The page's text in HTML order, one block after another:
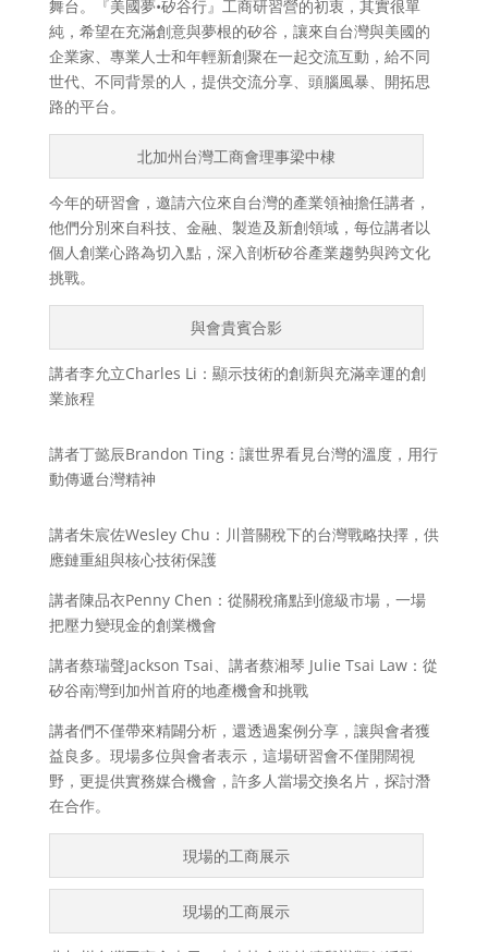
舞台。『美國夢•矽谷行』工商研習營的初衷，其實很單
純，希望在充滿創意與夢根的矽谷，讓來自台灣與美國的
企業家、專業人士和年輕新創聚在一起交流互動，給不同
世代、不同背景的人，提供交流分享、頭腦風暴、開拓思
路的平台。
北加州台灣工商會理事梁中棣
今年的研習會，邀請六位來自台灣的產業領袖擔任講者，
他們分別來自科技、金融、製造及新創領域，每位講者以
個人創業心路為切入點，深入剖析矽谷產業趨勢與跨文化
挑戰。
與會貴賓合影
講者李允立Charles Li：顯示技術的創新與充滿幸運的創
業旅程
講者丁懿辰Brandon Ting：讓世界看見台灣的溫度，用行
動傳遞台灣精神
講者朱宸佐Wesley Chu：川普關稅下的台灣戰略抉擇，供
應鏈重組與核心技術保護
講者陳品衣Penny Chen：從關稅痛點到億級市場，一場
把壓力變現金的創業機會
講者蔡瑞聲Jackson Tsai、講者蔡湘琴 Julie Tsai Law：從
矽谷南灣到加州首府的地產機會和挑戰
講者們不僅帶來精闢分析，還透過案例分享，讓與會者獲
益良多。現場多位與會者表示，這場研習會不僅開闊視
野，更提供實務媒合機會，許多人當場交換名片，探討潛
在合作。
現場的工商展示
現場的工商展示